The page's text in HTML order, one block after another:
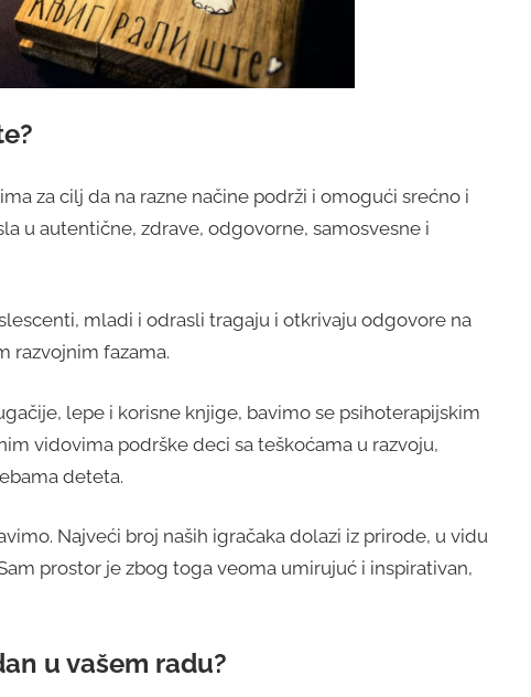
za cilj da na razne načine podrži i omogući srećno i
u autentične, zdrave, odgovorne, samosvesne i
mladi i odrasli tragaju i otkrivaju odgovore na
razvojnim fazama.
lepe i korisne knjige, bavimo se psihoterapijskim
vidovima podrške deci sa teškoćama u razvoju,
deteta.
Najveći broj naših igračaka dolazi iz prirode, u vidu
prostor je zbog toga veoma umirujuć i inspirativan,
u vašem radu?